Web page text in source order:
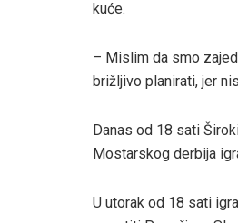
kuće.
– Mislim da smo
brižljivo planirati, jer
Danas od 18 sati
Mostarskog derbija
U utorak od 18 sati